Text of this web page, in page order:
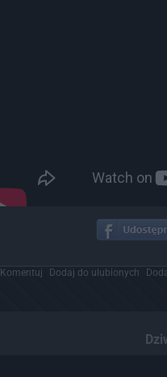
Komentuj Dodaj do ulubionych